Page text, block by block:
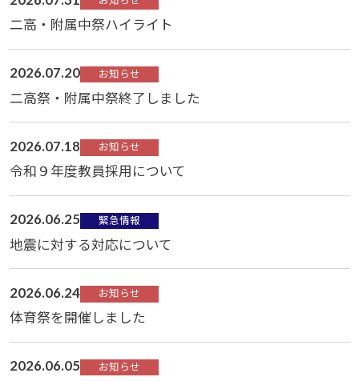
二高・附属中祭ハイライト
2026.07.20 お知らせ
二高祭・附属中祭終了しました
2026.07.18 お知らせ
令和９年度教員採用について
2026.06.25 緊急情報
地震に対する対応について
2026.06.24 お知らせ
体育祭を開催しました
2026.06.05 お知らせ